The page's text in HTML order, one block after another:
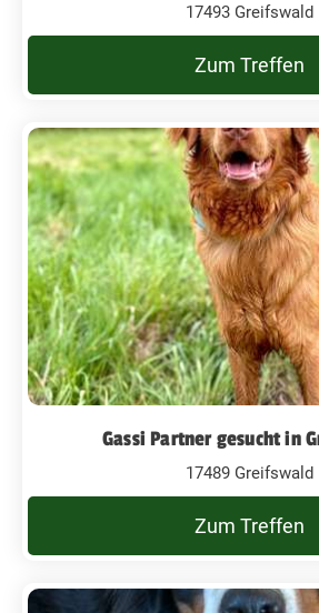
17493 Greifswald
Zum Treffen
Gassi Partner gesucht in
17489 Greifswald
Zum Treffen